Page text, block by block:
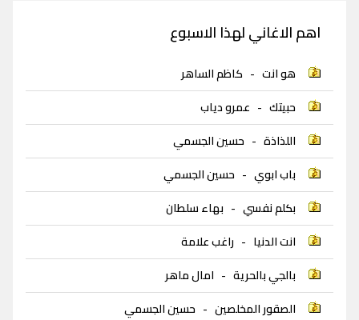
اهم الاغاني لهذا الاسبوع
هو انت - كاظم الساهر
حبيتك - عمرو دياب
اللذاذة - حسين الجسمي
باب ابوي - حسين الجسمي
بكلم نفسي - بهاء سلطان
انت الدنيا - راغب علامة
بالجي بالحرية - امال ماهر
الصقور المخلصين - حسين الجسمي